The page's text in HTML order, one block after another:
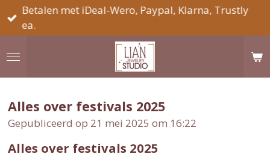
Ga
direct
de
Betalen met iDeal-Wero, Paypal, Klarna, Trustly
ea.
Alles over festivals 2025
Gepubliceerd op 21 mei 2025 om 16:22
Alles over festivals 2025